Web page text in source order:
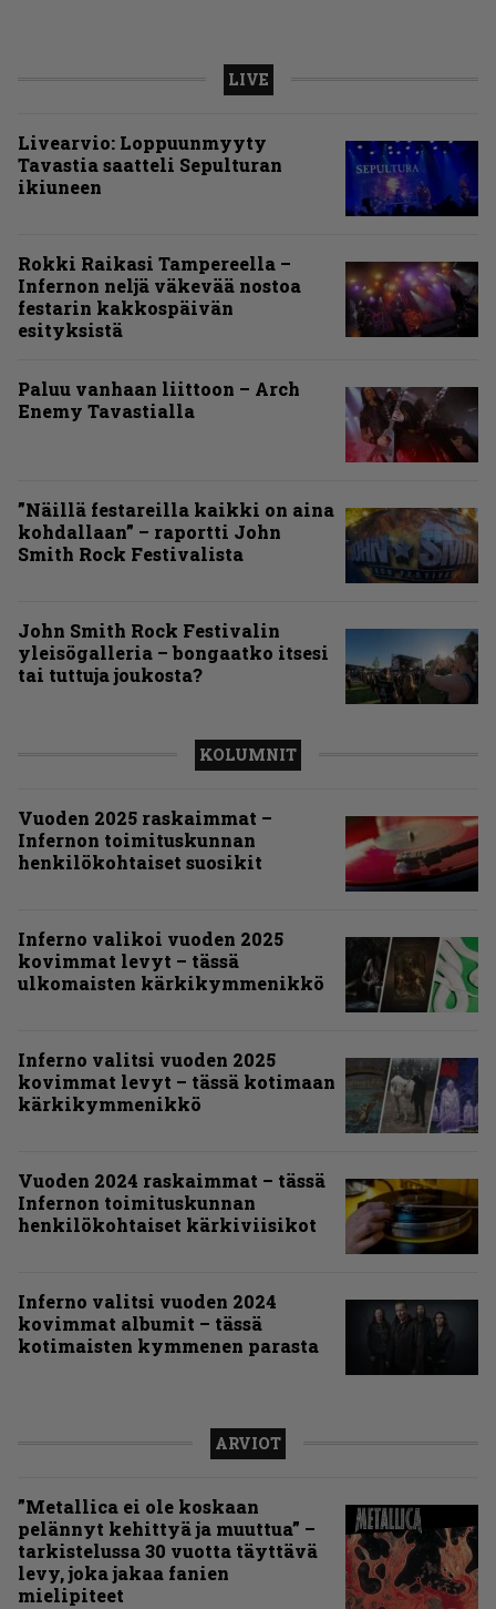
LIVE
Livearvio: Loppuunmyyty
Tavastia saatteli Sepulturan
ikiuneen
Rokki Raikasi Tampereella –
Infernon neljä väkevää nostoa
festarin kakkospäivän
esityksistä
Paluu vanhaan liittoon – Arch
Enemy Tavastialla
”Näillä festareilla kaikki on aina
kohdallaan” – raportti John
Smith Rock Festivalista
John Smith Rock Festivalin
yleisögalleria – bongaatko itsesi
tai tuttuja joukosta?
KOLUMNIT
Vuoden 2025 raskaimmat –
Infernon toimituskunnan
henkilökohtaiset suosikit
Inferno valikoi vuoden 2025
kovimmat levyt – tässä
ulkomaisten kärkikymmenikkö
Inferno valitsi vuoden 2025
kovimmat levyt – tässä kotimaan
kärkikymmenikkö
Vuoden 2024 raskaimmat – tässä
Infernon toimituskunnan
henkilökohtaiset kärkiviisikot
Inferno valitsi vuoden 2024
kovimmat albumit – tässä
kotimaisten kymmenen parasta
ARVIOT
”Metallica ei ole koskaan
pelännyt kehittyä ja muuttua” –
tarkistelussa 30 vuotta täyttävä
levy, joka jakaa fanien
mielipiteet